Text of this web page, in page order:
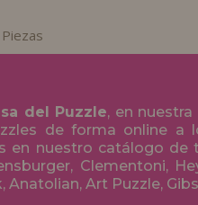
del Puzzle, en
de forma online a
en nuestro catálogo de
Clementoni,
Anatolian, Art Puzzle,